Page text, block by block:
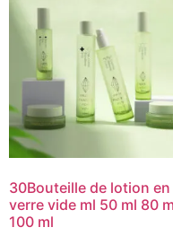
30Bouteille de lotion en
verre vide ml 50 ml 80
100 ml